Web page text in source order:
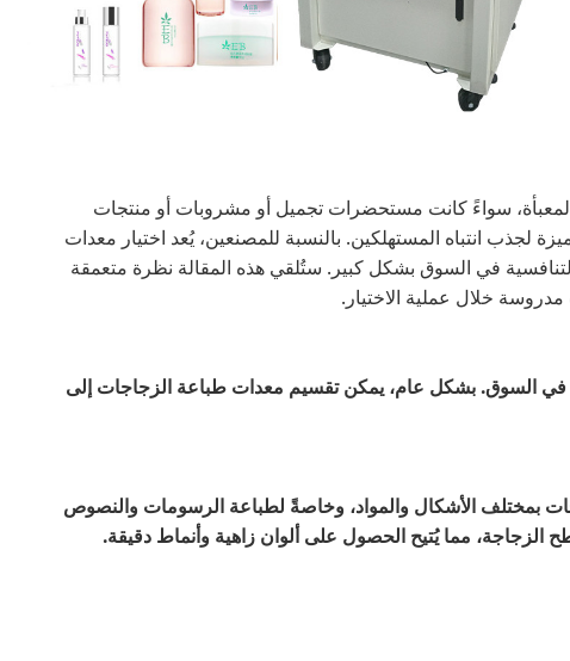
سواءً كانت مستحضرات تجميل أو مشروبات أو منتجات
لجذب انتباه المستهلكين. بالنسبة للمصنعين، يُعد اختيار معدات
في السوق بشكل كبير. ستُلقي هذه المقالة نظرة متعمقة
خلال عملية الاختيار.
في السوق. بشكل عام، يمكن تقسيم معدات طباعة الزجاجات إلى
بمختلف الأشكال والمواد، وخاصةً لطباعة الرسومات والنصوص
مما يُتيح الحصول على ألوان زاهية وأنماط دقيقة.